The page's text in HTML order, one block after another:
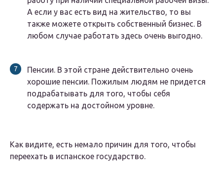
А если у вас есть вид на жительство, то вы
также можете открыть собственный бизнес. В
любом случае работать здесь очень выгодно.
Пенсии. В этой стране действительно очень
хорошие пенсии. Пожилым людям не придется
подрабатывать для того, чтобы себя
содержать на достойном уровне.
Как видите, есть немало причин для того, чтобы
переехать в испанское государство.